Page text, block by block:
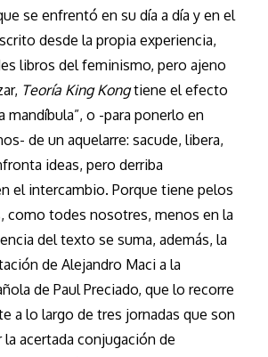
se enfrentó en su día a día y en el
desde la propia experiencia,
libros del feminismo, pero ajeno
Teoría King Kongtiene el efecto
mandíbula”, o -para ponerlo en
de un aquelarre: sacude, libera,
ideas, pero derriba
el intercambio. Porque tiene pelos
como todes nosotres, menos en la
del texto se suma, además, la
de Alejandro Maci a la
de Paul Preciado, que lo recorre
a lo largo de tres jornadas que son
la acertada conjugación de